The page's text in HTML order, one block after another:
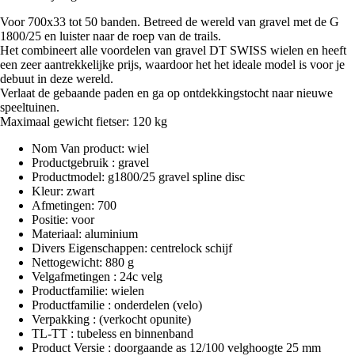
Voor 700x33 tot 50 banden. Betreed de wereld van gravel met de G
1800/25 en luister naar de roep van de trails.
Het combineert alle voordelen van gravel DT SWISS wielen en heeft
een zeer aantrekkelijke prijs, waardoor het het ideale model is voor je
debuut in deze wereld.
Verlaat de gebaande paden en ga op ontdekkingstocht naar nieuwe
speeltuinen.
Maximaal gewicht fietser: 120 kg
Nom Van product: wiel
Productgebruik : gravel
Productmodel: g1800/25 gravel spline disc
Kleur: zwart
Afmetingen: 700
Positie: voor
Materiaal: aluminium
Divers Eigenschappen: centrelock schijf
Nettogewicht: 880 g
Velgafmetingen : 24c velg
Productfamilie: wielen
Productfamilie : onderdelen (velo)
Verpakking : (verkocht opunite)
TL-TT : tubeless en binnenband
Product Versie : doorgaande as 12/100 velghoogte 25 mm